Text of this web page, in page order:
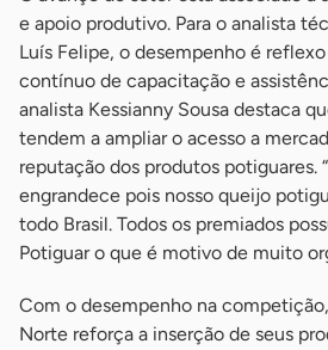
e apoio produtivo. Para o analista
Luís Felipe, o desempenho é
contínuo de capacitação e
analista Kessianny Sousa destaca
tendem a ampliar o acesso a
reputação dos produtos potiguares.
engrandece pois nosso queijo
todo Brasil. Todos os premiados
Potiguar o que é motivo de muito
Com o desempenho na
Norte reforça a inserção de seus